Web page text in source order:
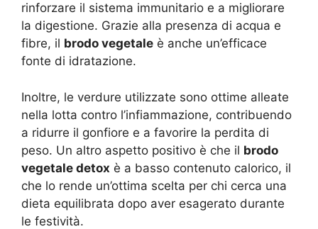
rinforzare il sistema immunitario e a migliorare
la digestione. Grazie alla presenza di acqua e
fibre, il brodo vegetale è anche un’efficace
fonte di idratazione.
Inoltre, le verdure utilizzate sono ottime alleate
nella lotta contro l’infiammazione, contribuendo
a ridurre il gonfiore e a favorire la perdita di
peso. Un altro aspetto positivo è che il brodo
vegetale detox è a basso contenuto calorico, il
che lo rende un’ottima scelta per chi cerca una
dieta equilibrata dopo aver esagerato durante
le festività.